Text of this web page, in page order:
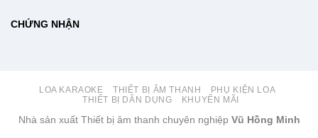
CHỨNG NHẬN
LOA KARAOKE THIẾT BỊ ÂM THANH
PHỤ KIỆN LOA
THIẾT BỊ DÂN DỤNG
KHUYẾN MÃI
Nhà sản xuất Thiết bị âm thanh chuyên nghiệp Vũ Hồng Minh